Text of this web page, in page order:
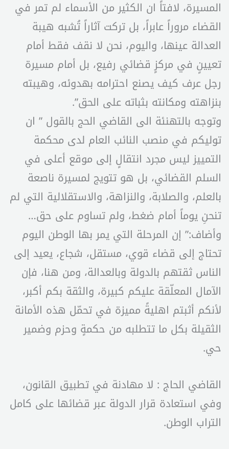
المسيرة، لافتاً ان الكثير من الأسماء لم تمر في
القضاء مروراً عابراً، بل تركت آثاراً تُشبه هيبة
العدالة عينها، واليوم، نحن لا نقف فقط أمام
تعيينٍ في مركزٍ قضائي رفيع، بل أمام مسيرة
رجل عرف كيف يصنع احترامه بهدوئه، وهيبته
بنزاهته ومكانته بثباته على الحق”.
وتوجه بالتهنئة الى القاضي الحج بالقول ” ان
توليكم في منصب النائب العام لدى محكمة
التمييز ليس مجرد انتقالٍ إلى موقع أعلى في
السلم القضائي، بل هو تتويج لمسيرة ناصعة
بالعلم، والصلابة، والنزاهة، والاستقلالية التي لم
تنحنِ يوماً أمام ضغط، ولم تساوم على حق…
وأضاف:” إن المرحلة التي يمر بها الوطن اليوم
تحتاج إلى قضاء قوي، مستقل، شجاع، يعيد إلى
الناس ثقتهم بالدولة وبالعدالة، ومن هنا، فإن
الآمال المعلّقة عليكم كبيرة، والثقة بكم أكبر،
لأنكم أثبتم اهليةً مميزة في تحمّل هذه الأمانة
الثقيلة بكل ما تتطلبه من حكمةٍ وحزم وضمير
حي.
القاضي الحاج : لا مهادنة في تطبيق القانون،
وفي استعادة قرار الدولة عبر قضائها على كامل
التراب الوطن.